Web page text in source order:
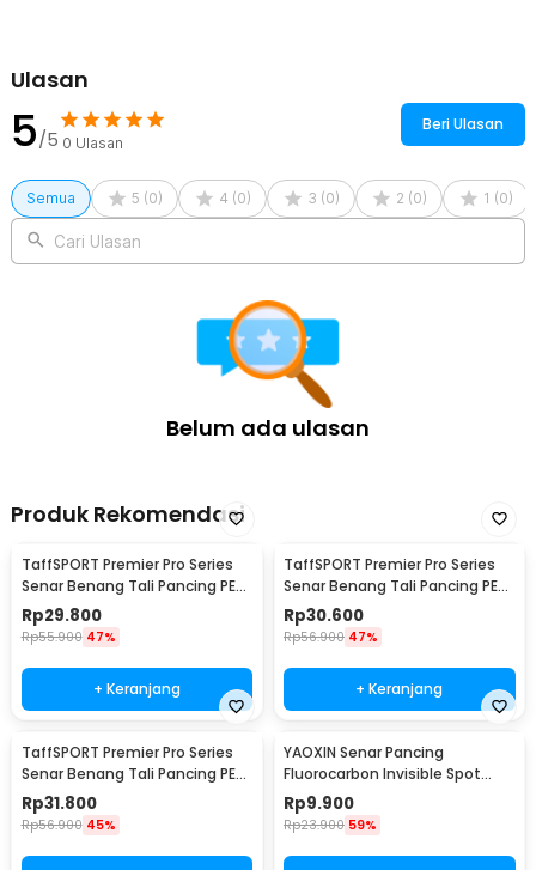
Ulasan
5/5 0 Ulasan
Beri Ulasan
Semua 5 (0) 4 (0) 3 (0) 2 (0) 1 (0)
Cari Ulasan
Belum ada ulasan
Produk Rekomendasi
TaffSPORT Premier Pro Series
Senar Benang Tali Pancing PE
Braided 300M 0.33mm
Rp29.800
Rp55.900 47%
+ Keranjang
TaffSPORT Premier Pro Series
Senar Benang Tali Pancing PE
Braided 300M 0.23mm
Rp30.600
Rp56.900 47%
+ Keranjang
TaffSPORT Premier Pro Series
Senar Benang Tali Pancing PE
Braided 300M 0.14mm
Rp31.800
Rp56.900 45%
YAOXIN Senar Pancing
Fluorocarbon Invisible Spot
Fishing Line 100M 4.0 - OY0068
Rp9.900
Rp23.900 59%